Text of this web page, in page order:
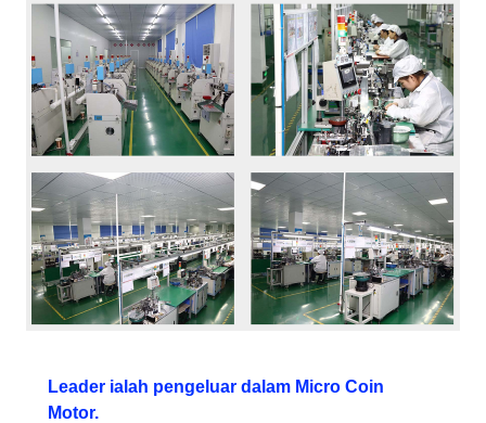
Leader ialah pengeluar dalam Micro Coin
Motor.